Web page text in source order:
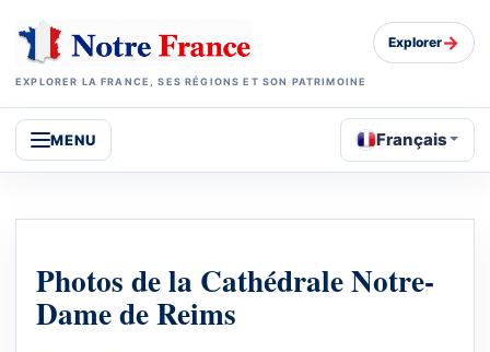
EXPLORER LA FRANCE, SES RÉGIONS ET SON PATRIMOINE
Explorer→
MENU Français
Photos de la Cathédrale Notre-
Dame de Reims